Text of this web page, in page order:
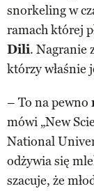
snorkeling w
ramach której
Dili. Nagranie
którzy właśnie
– To na pewno
mówi „New
National
odżywia się
szacuje, że